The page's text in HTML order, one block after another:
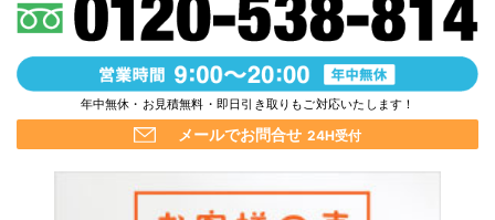
年中無休・お見積無料・即日引き取りもご対応いたします！
メールでお問合せ 24H受付